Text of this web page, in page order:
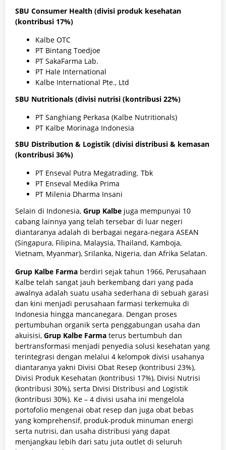
SBU Consumer Health (divisi produk kesehatan
(kontribusi 17%)
Kalbe OTC
PT Bintang Toedjoe
PT SakaFarma Lab.
PT Hale International
Kalbe International Pte., Ltd
SBU Nutritionals (divisi nutrisi (kontribusi 22%)
PT Sanghiang Perkasa (Kalbe Nutritionals)
PT Kalbe Morinaga Indonesia
SBU Distribution & Logistik (divisi distribusi & kemasan
(kontribusi 36%)
PT Enseval Putra Megatrading. Tbk
PT Enseval Medika Prima
PT Milenia Dharma Insani
Selain di Indonesia, Grup Kalbe juga mempunyai 10
cabang lainnya yang telah tersebar di luar negeri
diantaranya adalah di berbagai negara-negara ASEAN
(Singapura, Filipina, Malaysia, Thailand, Kamboja,
Vietnam, Myanmar), Srilanka, Nigeria, dan Afrika Selatan.
Grup Kalbe Farma berdiri sejak tahun 1966, Perusahaan
Kalbe telah sangat jauh berkembang dari yang pada
awalnya adalah suatu usaha sederhana di sebuah garasi
dan kini menjadi perusahaan farmasi terkemuka di
Indonesia hingga mancanegara. Dengan proses
pertumbuhan organik serta penggabungan usaha dan
akuisisi, Grup Kalbe Farma terus bertumbuh dan
bertransformasi menjadi penyedia solusi kesehatan yang
terintegrasi dengan melalui 4 kelompok divisi usahanya
diantaranya yakni Divisi Obat Resep (kontribusi 23%),
Divisi Produk Kesehatan (kontribusi 17%), Divisi Nutrisi
(kontribusi 30%), serta Divisi Distribusi and Logistik
(kontribusi 30%). Ke – 4 divisi usaha ini mengelola
portofolio mengenai obat resep dan juga obat bebas
yang komprehensif, produk-produk minuman energi
serta nutrisi, dan usaha distribusi yang dapat
menjangkau lebih dari satu juta outlet di seluruh